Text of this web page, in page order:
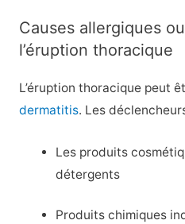
Causes allergiques
l’éruption thoracique
L’éruption thoracique peut
dermatitis. Les
Les produits
détergents
Produits chimiques